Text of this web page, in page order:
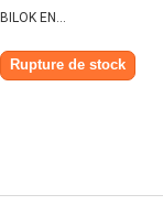
BILOK EN...
Rupture de stock